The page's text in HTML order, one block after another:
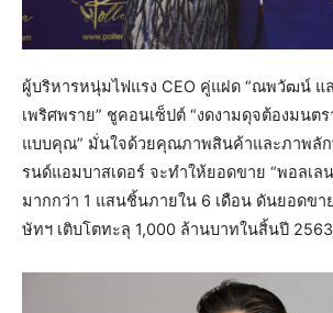
ผู้บริหารหนุ่มไฟแรง CEO คู่แฝด “ณพวัฒน์
เพริศพราย” ชูคอนเซ็ปต์ “งดงามดุจต้องมนต
แบบคุณ” มั่นใจด้วยคุณภาพสินค้าและภาพลั
รนด์แอมบาสเดอร์ จะทำให้ยอดขาย “พอลเล
มากกว่า 1 แสนชิ้นภายใน 6 เดือน ดันยอดข
ษัทฯ เติบโตทะลุ 1,000 ล้านบาทในสิ้นปี 2563